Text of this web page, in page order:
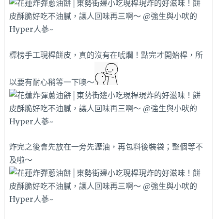
標榜手工現桿餅皮，真的沒有在唬爛！點完才開始桿，所
以要有耐心稍等一下噢～
炸完之後會先放在一旁先瀝油，再包料後裝袋；整個等不
及啦～